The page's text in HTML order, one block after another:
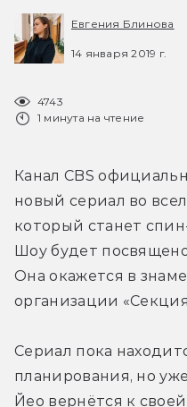
Евгения Блинова
14 января 2019 г.
4743
1 минута на чтение
Канал CBS
новый сериал во
который станет
Шоу будет
Она окажется в
организации «Секция
Сериал пока
планирования, но
Йео вернётся к